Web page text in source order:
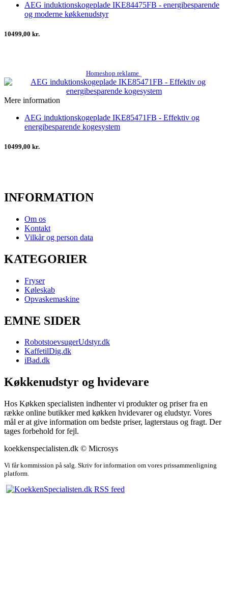
AEG induktionskogeplade IKE84475FB - energibesparende
og moderne køkkenudstyr
10499,00 kr.
Homeshop reklame
Mere information
AEG induktionskogeplade IKE85471FB - Effektiv og
energibesparende kogesystem
10499,00 kr.
INFORMATION
Om os
Kontakt
Vilkår og person data
KATEGORIER
Fryser
Køleskab
Opvaskemaskine
EMNE SIDER
RobotstoevsugerUdstyr.dk
KaffetilDig.dk
iBad.dk
Køkkenudstyr og hvidevare
Hos Køkken specialisten indhenter vi produkter og priser fra en
række online butikker med køkken hvidevarer og eludstyr. Vores
mål er at give information om bedste priser, lagterstaus og fragt. Der
tages forbehold for fejl.
koekkenspecialisten.dk © Microsys
Vi får kommission på salg. Skriv for information om vores prissammenligning
platform.